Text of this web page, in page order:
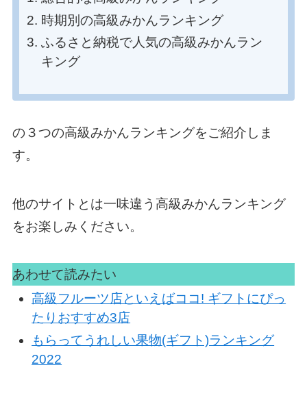
時期別の高級みかんランキング
ふるさと納税で人気の高級みかんラン
キング
の３つの高級みかんランキングをご紹介しま
す。
他のサイトとは一味違う高級みかんランキング
をお楽しみください。
あわせて読みたい
高級フルーツ店といえばココ! ギフトにぴっ
たりおすすめ3店
もらってうれしい果物(ギフト)ランキング
2022